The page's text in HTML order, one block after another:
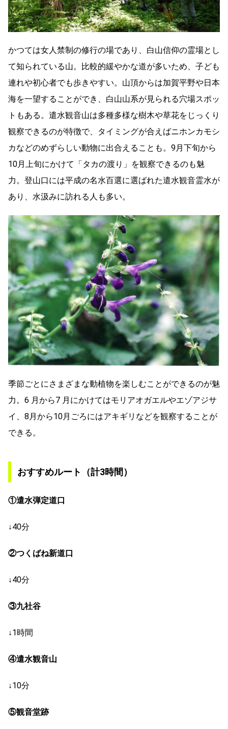
かつては女人禁制の修行の場であり、白山信仰の霊場とし
て知られている山。比較的緩やかな道が多いため、子ども
連れや初心者でも歩きやすい。山頂からは加賀平野や日本
海を一望することができ、白山山系が見られる穴場スポッ
トもある。遣水観音山は多種多様な樹木や草花をじっくり
観察できるのが特徴で、タイミングが合えばニホンカモシ
カなどのめずらしい動物に出合えることも。9月下旬から
10月上旬にかけて「タカの渡り」を観察できるのも魅
力。登山口には平成の名水百選に選ばれた遣水観音霊水が
あり、水汲みに訪れる人も多い。
季節ごとにさまざまな動植物を楽しむことができるのが魅
力。6 月から7 月にかけてはモリアオガエルやエゾアジサ
イ、8月から10月ごろにはアキギリなどを観察することが
できる。
おすすめルート（計3時間）
①遣水弾定道口
↓40分
②つくばね新道口
↓40分
③九社谷
↓1時間
④遣水観音山
↓10分
⑤観音堂跡